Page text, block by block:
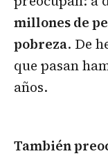
millones de
pobreza. De
que pasan
años.
También